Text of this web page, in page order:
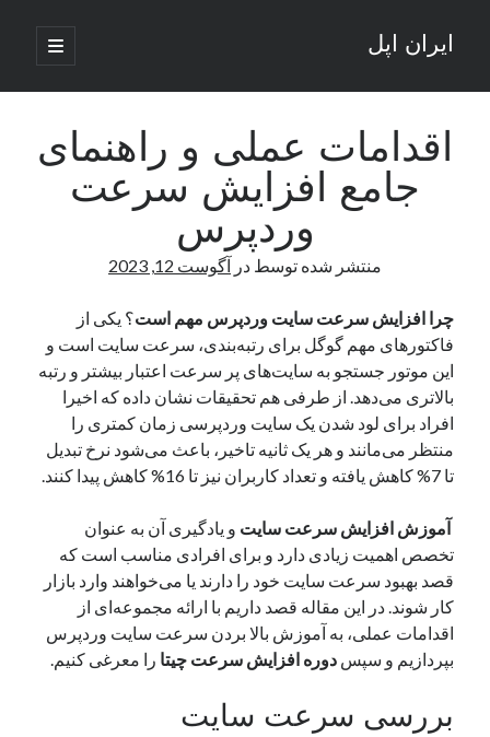
ایران اپل
باز
کردن
اصلی
نوار
کناری
جستجو
نوشته‌های تازه
راه‌های اتصال موبایل و کامپیوتر به یکدیگر: تجربه‌ای یکپارچه و کاربردی
انتقاد کاربران از اتمام زودهنگام بسته‌های اینترنت ایرانسل همزمان با شرایط
ادعای نت‌بلاکس: قطعی اینترنت ایران بیش از 120 ساعت ادامه یافت؛ اتصال
کشور به حدود یک درصد رسید
قطعی اینترنت در ایران از مرز 48 ساعت گذشت!
گوشی HMD Luma با دوربین 50 مگاپیکسل و نمایشگر 120 هرتز رونمایی شد
آخرین دیدگاه‌ها
یک نویسنده دیدگاه وردپرس
بایگانی‌ها
مارس 2026
فوریه 2026
دسامبر 2025
اقدامات عملی و راهنمای
جامع افزایش سرعت
وردپرس
منتشر شده توسط در آگوست 12, 2023
چرا افزایش سرعت سایت وردپرس مهم است؟ یکی از
فاکتورهای مهم گوگل برای رتبه‌بندی، سرعت سایت است و
این موتور جستجو به سایت‌های پر سرعت اعتبار بیشتر و رتبه
بالاتری می‌دهد. از طرفی هم تحقیقات نشان داده که اخیرا
افراد برای لود شدن یک سایت وردپرسی زمان کمتری را
منتظر می‌مانند و هر یک ثانیه تاخیر، باعث می‌شود نرخ تبدیل
تا 7% کاهش یافته و تعداد کاربران نیز تا 16% کاهش پیدا کنند.
آموزش افزایش سرعت سایت و یادگیری آن به عنوان
تخصص اهمیت زیادی دارد و برای افرادی مناسب است که
قصد بهبود سرعت سایت خود را دارند یا می‌خواهند وارد بازار
کار شوند. در این مقاله قصد داریم با ارائه مجموعه‌ای از
اقدامات عملی، به آموزش بالا بردن سرعت سایت وردپرس
بپردازیم و سپس دوره افزایش سرعت چیتا را معرغی کنیم.
بررسی سرعت سایت